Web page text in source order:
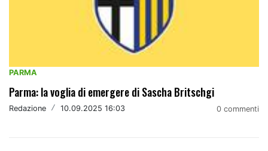
PARMA
Parma: la voglia di emergere di Sascha Britschgi
Redazione / 10.09.2025 16:03 0 commenti